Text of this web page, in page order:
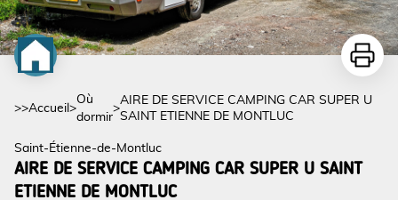
>>Accueil >
Où
dormir
>
AIRE DE SERVICE CAMPING CAR SUPER U
SAINT ETIENNE DE MONTLUC
Saint-Étienne-de-Montluc
AIRE DE SERVICE CAMPING CAR SUPER U SAINT
ETIENNE DE MONTLUC